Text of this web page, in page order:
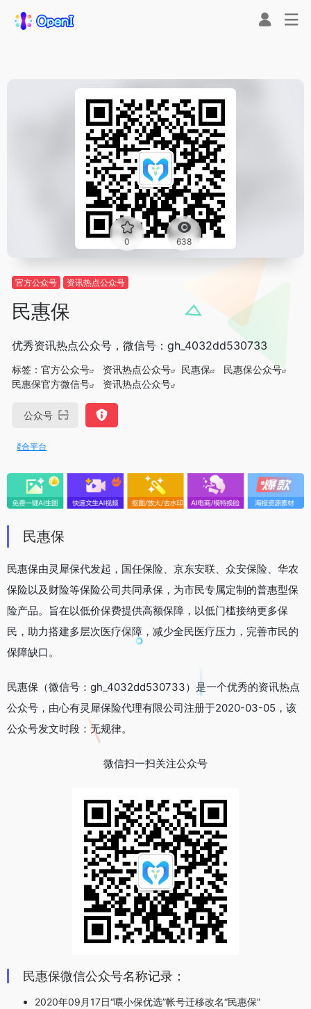
0 638
官方公众号 资讯热点公众号
民惠保
优秀资讯热点公众号，微信号：gh_4032dd530733
标签： 官方公众号 资讯热点公众号 民惠保
民惠保公众号
民惠保官方微信号
资讯热点公众号
公众号
合平台
民惠保
民惠保由灵犀保代发起，国任保险、京东安联、众安保险、华农
保险以及财险等保险公司共同承保，为市民专属定制的普惠型保
险产品。旨在以低价保费提供高额保障，以低门槛接纳更多保
民，助力搭建多层次医疗保障，减少全民医疗压力，完善市民的
保障缺口。
民惠保（微信号：gh_4032dd530733）是一个优秀的资讯热点
公众号，由心有灵犀保险代理有限公司注册于2020-03-05，该
公众号发文时段：无规律。
微信扫一扫关注公众号
民惠保微信公众号名称记录：
2020年09月17日“喂小保优选”帐号迁移改名“民惠保”